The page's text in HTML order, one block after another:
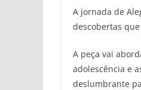
A jornada de
descobertas
A peça vai
adolescência e
deslumbrante